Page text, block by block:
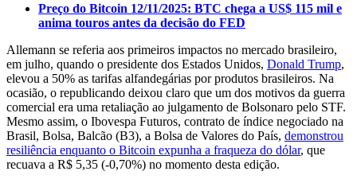
Preço do Bitcoin 12/11/2025: BTC chega a US$ 115 mil e
anima touros antes da decisão do FED
Allemann se referia aos primeiros impactos no mercado brasileiro,
em julho, quando o presidente dos Estados Unidos, Donald Trump,
elevou a 50% as tarifas alfandegárias por produtos brasileiros. Na
ocasião, o republicando deixou claro que um dos motivos da guerra
comercial era uma retaliação ao julgamento de Bolsonaro pelo STF.
Mesmo assim, o Ibovespa Futuros, contrato de índice negociado na
Brasil, Bolsa, Balcão (B3), a Bolsa de Valores do País, demonstrou
resiliência enquanto o Bitcoin expunha a fraqueza do dólar, que
recuava a R$ 5,35 (-0,70%) no momento desta edição.